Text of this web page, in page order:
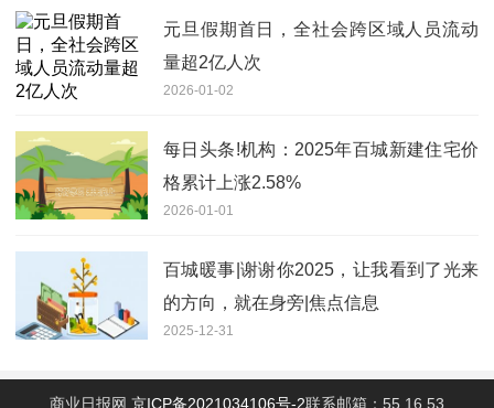
元旦假期首日，全社会跨区域人员流动
量超2亿人次
2026-01-02
每日头条!机构：2025年百城新建住宅价
格累计上涨2.58%
2026-01-01
百城暖事|谢谢你2025，让我看到了光来
的方向，就在身旁|焦点信息
2025-12-31
商业日报网 京ICP备2021034106号-2联系邮箱：55 16 53